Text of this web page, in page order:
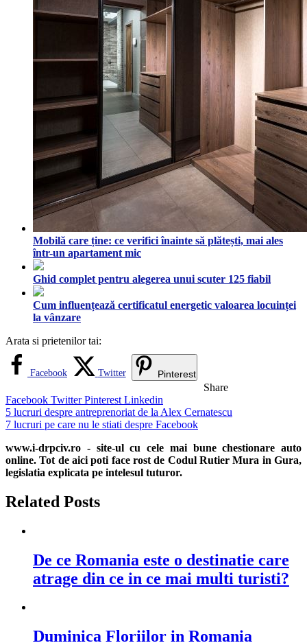
Mobilă care ține: ce verifici înainte să plătești, mai ales
într-un apartament mic
Ghid complet pentru alegerea unui scuter 125 fiabil
Cum influențează certificatul energetic valoarea locuinței
la vânzare
Arata si prietenilor tai:
Facebook Twitter Pinterest
Share
Facebook TwitterPinterest Linkedin
Navigare
în
articole
5 lucruri despre antreprenoriat de la Alex Cernatescu
7 lucruri pe care nu le stiati despre Facebook
www.i-drpciv.ro - site-ul cu cele mai bune chestionare auto
online. Tot de aici poti face rost de Codul Rutier Mura in Gura,
legislatia explicata pe intelesul tuturor.
Related Posts
De ce Romania este o destinatie care
atrage din ce in ce mai multi turisti?
Duminica Floriilor in Romania